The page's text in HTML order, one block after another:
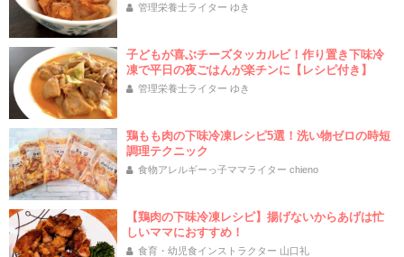
管理栄養士ライター ゆき
子どもが喜ぶチーズタッカルビ！作り置き下味冷
凍で平日の夜ごはんが楽チンに【レシピ付き】
管理栄養士ライター ゆき
鶏もも肉の下味冷凍レシピ5選！洗い物ゼロの時短
調理テクニック
食物アレルギーっ子ママライター chieno
【鶏肉の下味冷凍レシピ】揚げないからあげは忙
しいママにおすすめ！
食育・幼児食インストラクター 山口礼